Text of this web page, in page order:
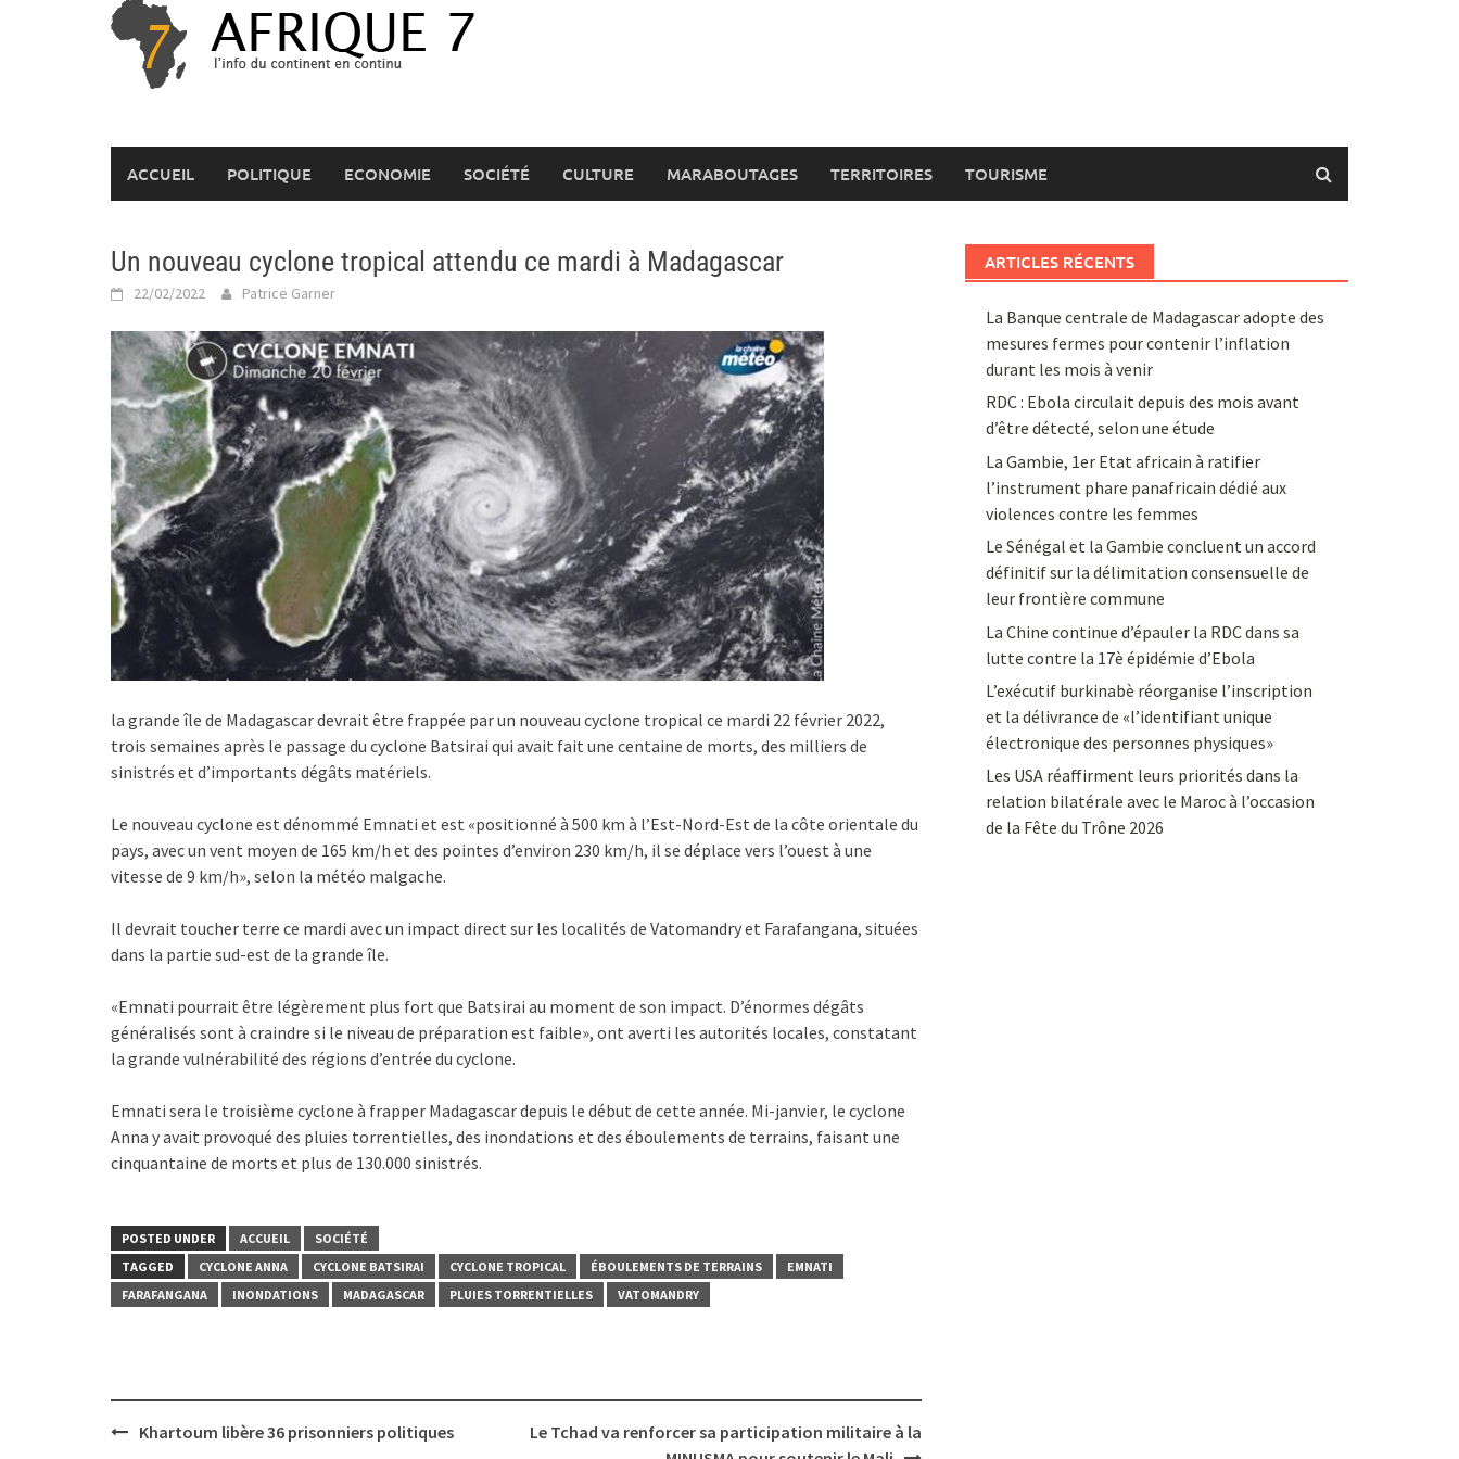
ACCUEIL POLITIQUE ECONOMIE SOCIÉTÉ CULTURE MARABOUTAGES TERRITOIRES TOURISME
Un nouveau cyclone tropical attendu ce mardi à Madagascar
22/02/2022 Patrice Garner
la grande île de Madagascar devrait être frappée par un nouveau cyclone tropical ce mardi 22 février 2022,
trois semaines après le passage du cyclone Batsirai qui avait fait une centaine de morts, des milliers de
sinistrés et d’importants dégâts matériels.
Le nouveau cyclone est dénommé Emnati et est «positionné à 500 km à l’Est-Nord-Est de la côte orientale du
pays, avec un vent moyen de 165 km/h et des pointes d’environ 230 km/h, il se déplace vers l’ouest à une
vitesse de 9 km/h», selon la météo malgache.
Il devrait toucher terre ce mardi avec un impact direct sur les localités de Vatomandry et Farafangana, situées
dans la partie sud-est de la grande île.
«Emnati pourrait être légèrement plus fort que Batsirai au moment de son impact. D’énormes dégâts
généralisés sont à craindre si le niveau de préparation est faible», ont averti les autorités locales, constatant
la grande vulnérabilité des régions d’entrée du cyclone.
Emnati sera le troisième cyclone à frapper Madagascar depuis le début de cette année. Mi-janvier, le cyclone
Anna y avait provoqué des pluies torrentielles, des inondations et des éboulements de terrains, faisant une
cinquantaine de morts et plus de 130.000 sinistrés.
POSTED UNDER ACCUEIL
SOCIÉTÉ
TAGGED
CYCLONE ANNA CYCLONE BATSIRAI CYCLONE TROPICAL ÉBOULEMENTS DE TERRAINS
EMNATI
FARAFANGANA
INONDATIONS MADAGASCAR PLUIES TORRENTIELLES VATOMANDRY
PostKhartoum libère 36 prisonniers politiques
Le Tchad va renforcer sa participation militaire à la
ARTICLES RÉCENTS
La Banque centrale de Madagascar adopte des
mesures fermes pour contenir l’inflation
durant les mois à venir
RDC : Ebola circulait depuis des mois avant
d’être détecté, selon une étude
La Gambie, 1er Etat africain à ratifier
l’instrument phare panafricain dédié aux
violences contre les femmes
Le Sénégal et la Gambie concluent un accord
définitif sur la délimitation consensuelle de
leur frontière commune
La Chine continue d’épauler la RDC dans sa
lutte contre la 17è épidémie d’Ebola
L’exécutif burkinabè réorganise l’inscription
et la délivrance de «l’identifiant unique
électronique des personnes physiques»
Les USA réaffirment leurs priorités dans la
relation bilatérale avec le Maroc à l’occasion
de la Fête du Trône 2026